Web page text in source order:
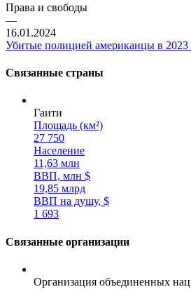
Права и свободы
—
16.01.2024
Убитые полицией американцы в 2023
Связанные страны
Гаити
Площадь (км²)
27 750
Население
11,63 млн
ВВП, млн $
19,85 млрд
ВВП на душу, $
1 693
Связанные организации
Организация объединенных